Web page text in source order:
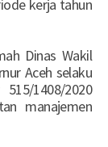
kerja tahun
Dinas Wakil
Aceh selaku
1408/2020
manajemen